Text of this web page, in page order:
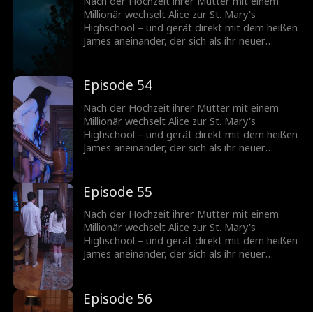
Millionär wechselt Alice zur St. Mary's
Highschool – und gerät direkt mit dem heißen
James aneinander, der sich als ihr neuer
knisternden Spannung mehr?
Episode 54
Nach der Hochzeit ihrer Mutter mit einem
Millionär wechselt Alice zur St. Mary's
Highschool – und gerät direkt mit dem heißen
James aneinander, der sich als ihr neuer
knisternden Spannung mehr?
Episode 55
Nach der Hochzeit ihrer Mutter mit einem
Millionär wechselt Alice zur St. Mary's
Highschool – und gerät direkt mit dem heißen
James aneinander, der sich als ihr neuer
knisternden Spannung mehr?
Episode 56